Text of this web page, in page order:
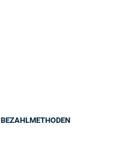
BEZAHLMETHODEN